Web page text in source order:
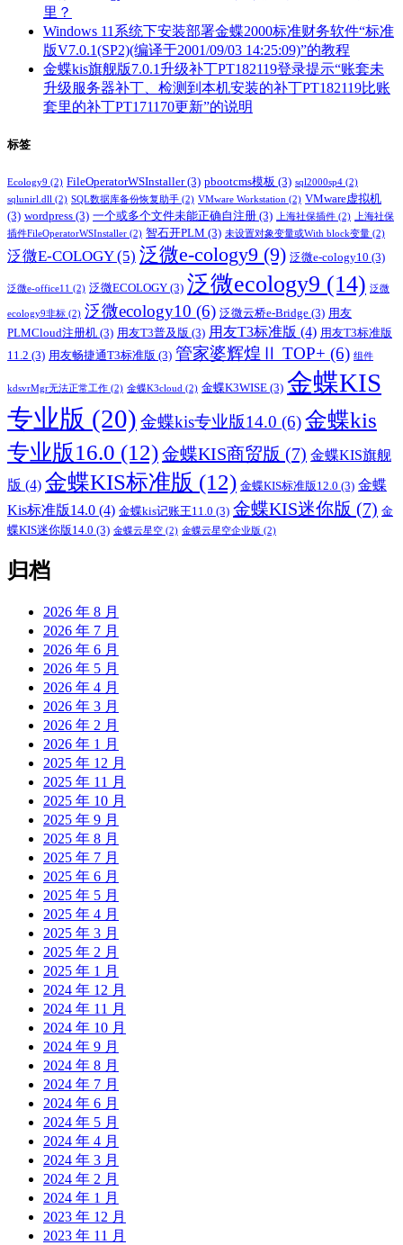
里？
Windows 11系统下安装部署金蝶2000标准财务软件“标准
版V7.0.1(SP2)(编译于2001/09/03 14:25:09)”的教程
金蝶kis旗舰版7.0.1升级补丁PT182119登录提示“账套未
升级服务器补丁、检测到本机安装的补丁PT182119比账
套里的补丁PT171170更新”的说明
标签
Ecology9 (2) FileOperatorWSInstaller(3) pbootcms模板 (3) sql2000sp4 (2)
sqlunirl.dll (2) SQL数据库备份恢复助手 (2) VMware Workstation (2) VMware虚拟机
(3) wordpress (3) 一个或多个文件未能正确自注册 (3) 上海社保插件 (2)
上海社保
插件FileOperatorWSInstaller (2) 智石开PLM (3) 未设置对象变量或With block变量 (2)
泛微E-COLOGY(5) 泛微e-cology9 (9) 泛微e-cology10 (3)
泛微e-office11 (2) 泛微ECOLOGY (3) 泛微ecology9 (14) 泛微
ecology9非标 (2) 泛微ecology10 (6) 泛微云桥e-Bridge (3) 用友
PLMCloud注册机 (3) 用友T3普及版 (3) 用友T3标准版 (4) 用友T3标准版
11.2 (3) 用友畅捷通T3标准版 (3) 管家婆辉煌Ⅱ TOP+ (6) 组件
kdsvrMgr无法正常工作 (2) 金蝶K3cloud (2) 金蝶K3WISE (3) 金蝶KIS
专业版 (20) 金蝶kis专业版14.0 (6)金蝶kis
专业版16.0 (12)金蝶KIS商贸版 (7) 金蝶KIS旗舰
版 (4) 金蝶KIS标准版 (12) 金蝶KIS标准版12.0 (3) 金蝶
Kis标准版14.0 (4) 金蝶kis记账王11.0 (3) 金蝶KIS迷你版 (7) 金
蝶KIS迷你版14.0 (3) 金蝶云星空 (2) 金蝶云星空企业版 (2)
归档
2026 年 8 月
2026 年 7 月
2026 年 6 月
2026 年 5 月
2026 年 4 月
2026 年 3 月
2026 年 2 月
2026 年 1 月
2025 年 12 月
2025 年 11 月
2025 年 10 月
2025 年 9 月
2025 年 8 月
2025 年 7 月
2025 年 6 月
2025 年 5 月
2025 年 4 月
2025 年 3 月
2025 年 2 月
2025 年 1 月
2024 年 12 月
2024 年 11 月
2024 年 10 月
2024 年 9 月
2024 年 8 月
2024 年 7 月
2024 年 6 月
2024 年 5 月
2024 年 4 月
2024 年 3 月
2024 年 2 月
2024 年 1 月
2023 年 12 月
2023 年 11 月